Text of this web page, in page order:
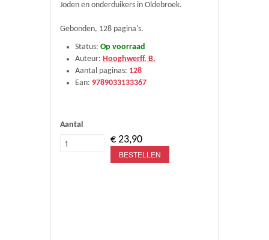
Joden en onderduikers in Oldebroek.
Gebonden, 128 pagina's.
Status: Op voorraad
Auteur: Hooghwerff, B.
Aantal paginas: 128
Ean: 9789033133367
Aantal
€ 23,90
BESTELLEN